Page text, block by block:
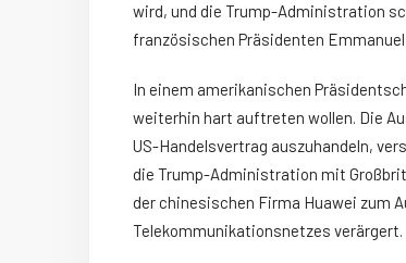
wird, und die Trump-Administration
französischen Präsidenten
In einem amerikanischen
weiterhin hart auftreten wollen. Die
US-Handelsvertrag auszuhandeln,
die Trump-Administration mit
der chinesischen Firma Huawei zum
Telekommunikationsnetzes verärgert.